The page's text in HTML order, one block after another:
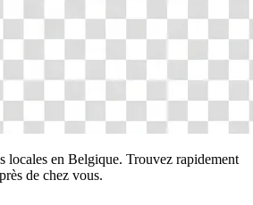
locales en Belgique. Trouvez rapidement
de chez vous.